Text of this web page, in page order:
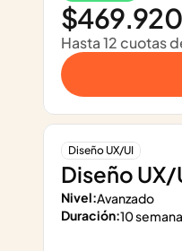
Hasta 12 cuotas
Diseño UX/UI
Diseño
Nivel:Avanzado
Duración:10